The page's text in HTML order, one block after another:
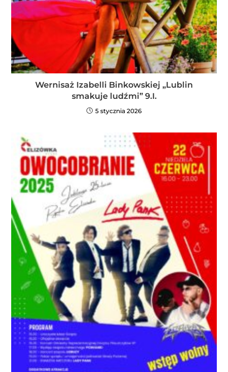
Wernisaż Izabelli Binkowskiej „Lublin
smakuje ludźmi” 9.I.
5 stycznia 2026